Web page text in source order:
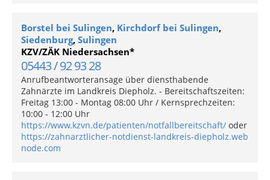
Borstel bei Sulingen, Kirchdorf bei Sulingen,
Siedenburg, Sulingen
KZV/ZÄK Niedersachsen*
05443 / 92 93 28
Anrufbeantworteransage über diensthabende
Zahnärzte im Landkreis Diepholz. - Bereitschaftszeiten:
Freitag 13:00 - Montag 08:00 Uhr / Kernsprechzeiten:
10:00 - 12:00 Uhr
https://www.kzvn.de/patienten/notfallbereitschaft/ oder
https://zahnarztlicher-notdienst-landkreis-diepholz.web
node.com